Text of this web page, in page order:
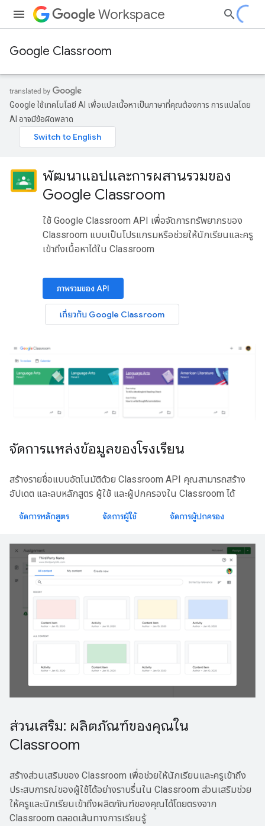
Workspace
Google Classroom
Google ใช้เทคโนโลยี AI เพื่อแปลเนื้อหาเป็นภาษาที่คุณต้องการ การแปลโดย
AI อาจมีข้อผิดพลาด
พัฒนาแอปและการผสานรวมของ
Google Classroom
ใช้ Google Classroom API เพื่อจัดการทรัพยากรของ
Classroom แบบเป็นโปรแกรมหรือช่วยให้นักเรียนและครู
เข้าถึงเนื้อหาได้ใน Classroom
ภาพรวมของ API
เกี่ยวกับ Google Classroom
จัดการแหล่งข้อมูลของโรงเรียน
สร้างรายชื่อแบบอัตโนมัติด้วย Classroom API คุณสามารถสร้าง
อัปเดต และลบหลักสูตร ผู้ใช้ และผู้ปกครองใน Classroom ได้
จัดการหลักสูตร จัดการผู้ใช้ จัดการผู้ปกครอง
ส่วนเสริม: ผลิตภัณฑ์ของคุณใน
Classroom
สร้างส่วนเสริมของ Classroom เพื่อช่วยให้นักเรียนและครูเข้าถึง
ประสบการณ์ของผู้ใช้ได้อย่างราบรื่นใน Classroom ส่วนเสริมช่วย
ให้ครูและนักเรียนเข้าถึงผลิตภัณฑ์ของคุณได้โดยตรงจาก
Classroom ตลอดเส้นทางการเรียนรู้